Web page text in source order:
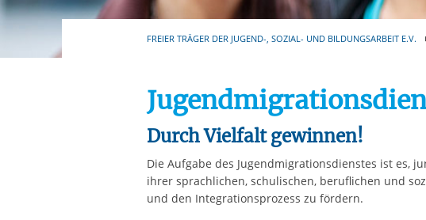
Ihre etwaige Einwilligung erstreckt
der von Ihnen aufgerufenen und
aufgrund berechtigter Interessen und
FREIER TRÄGER DER JUGEND-, SOZIAL- UND BILDUNGSARBEIT E.V.
Durch Vielfalt gewinnen!
Die Aufgabe des Jugendmigrationsdienstes ist es,
ihrer sprachlichen, schulischen, beruflichen und
und den Integrationsprozess zu fördern.